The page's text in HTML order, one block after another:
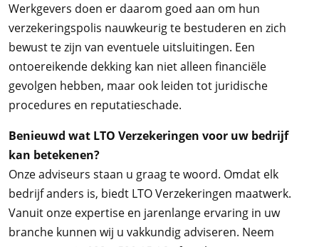
Werkgevers doen er daarom goed aan om hun
verzekeringspolis nauwkeurig te bestuderen en zich
bewust te zijn van eventuele uitsluitingen. Een
ontoereikende dekking kan niet alleen financiële
gevolgen hebben, maar ook leiden tot juridische
procedures en reputatieschade.
Benieuwd wat LTO Verzekeringen voor uw bedrijf
kan betekenen?
Onze adviseurs staan u graag te woord. Omdat elk
bedrijf anders is, biedt LTO Verzekeringen maatwerk.
Vanuit onze expertise en jarenlange ervaring in uw
branche kunnen wij u vakkundig adviseren. Neem